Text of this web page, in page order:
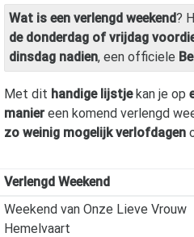
Wat is een verlengd weekend?
de donderdag of vrijdag
dinsdag nadien, een officiele
Met dit handige lijstjekan je op
maniereen komend verlengd
zo weinig mogelijk verlofdagen
Verlengd Weekend
Weekend van Onze Lieve Vrouw
Hemelvaart